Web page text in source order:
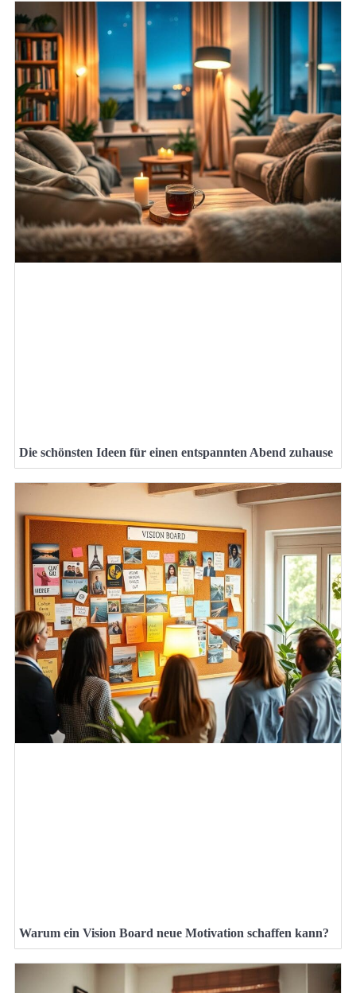
Die schönsten Ideen für einen entspannten Abend zuhause
Warum ein Vision Board neue Motivation schaffen kann?